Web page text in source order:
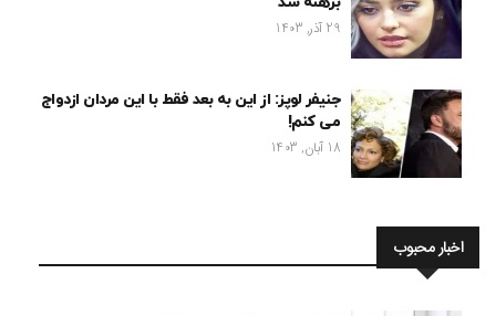
29 آذر, 1403
جنیفر لوپز: از این به بعد فقط با این مردان ازدواج
می کنم!
18 آبان, 1403
اخبار محبوب